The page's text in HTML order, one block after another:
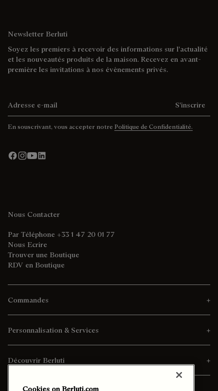
Newsletter Berluti
Soyez les premiers à recevoir des informations sur l'actualité
et les nouveautés produits de la maison. Recevez en avant-
première les invitations à nos évènements privés.
S'inscrire
En souscrivant, vous accepter notre Politique de Confidentialité.
Nous Contacter
Par Téléphone +33 1 47 20 01 77
Nous Ecrire
Trouver une Boutique
RDV en Boutique
Commandes
Personnalisation & Services
Découvrir Berluti
Cookies on Berluti.com